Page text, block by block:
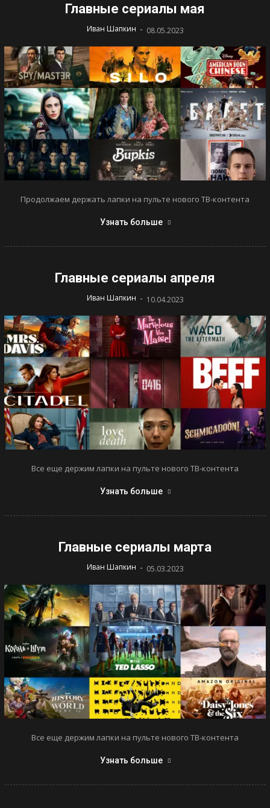
Главные сериалы мая
Иван Шапкин - 08.05.2023
Продолжаем держать лапки на пульте нового ТВ-контента
Узнать больше
Главные сериалы апреля
Иван Шапкин - 10.04.2023
Все еще держим лапки на пульте нового ТВ-контента
Узнать больше
Главные сериалы марта
Иван Шапкин - 05.03.2023
Все еще держим лапки на пульте нового ТВ-контента
Узнать больше